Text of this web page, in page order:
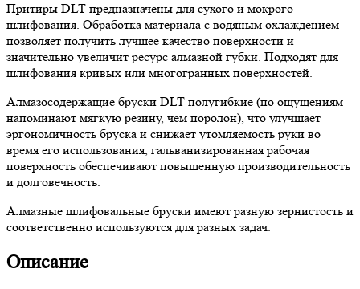
Притиры DLT предназначены для сухого и мокрого
шлифования. Обработка материала с водяным охлаждением
позволяет получить лучшее качество поверхности и
значительно увеличит ресурс алмазной губки. Подходят для
шлифования кривых или многогранных поверхностей.
Алмазосодержащие бруски DLT полугибкие (по ощущениям
напоминают мягкую резину, чем поролон), что улучшает
эргономичность бруска и снижает утомляемость руки во
время его использования, гальванизированная рабочая
поверхность обеспечивают повышенную производительность
и долговечность.
Алмазные шлифовальные бруски имеют разную зернистость и
соответственно используются для разных задач.
Описание